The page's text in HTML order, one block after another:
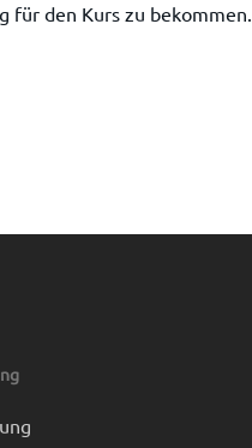
für den Kurs zu bekommen.